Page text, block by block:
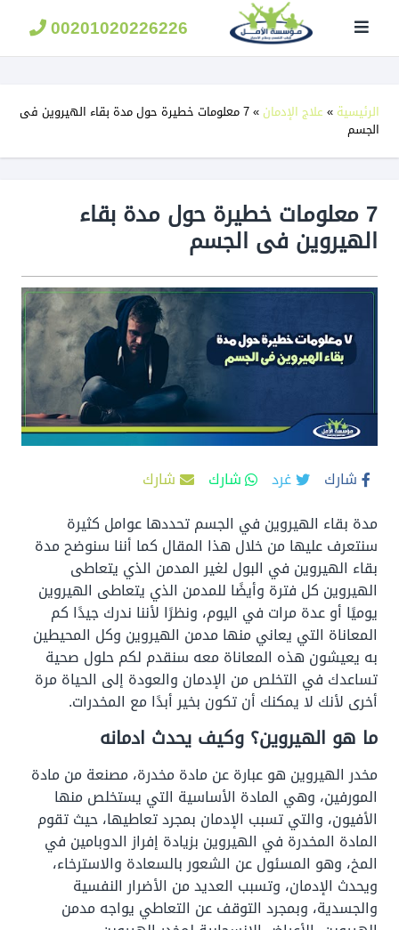
الامل
لعلاج
00201020226226
الرئيسية » علاج الإدمان » 7 معلومات خطيرة حول مدة بقاء الهيروين فى
الجسم
7 معلومات خطيرة حول مدة بقاء
الهيروين فى الجسم
شارك غرد شارك
شارك
مدة بقاء الهيروين في الجسم تحددها عوامل كثيرة
سنتعرف عليها من خلال هذا المقال كما أننا سنوضح مدة
بقاء الهيروين في البول لغير المدمن الذي يتعاطى
الهيروين كل فترة وأيضًا للمدمن الذي يتعاطى الهيروين
يوميًا أو عدة مرات في اليوم، ونظرًا لأننا ندرك جيدًا كم
المعاناة التي يعاني منها مدمن الهيروين وكل المحيطين
به يعيشون هذه المعاناة معه سنقدم لكم حلول صحية
تساعدك في التخلص من الإدمان والعودة إلى الحياة مرة
أخرى لأنك لا يمكنك أن تكون بخير أبدًا مع المخدرات.
ما هو الهيروين؟ وكيف يحدث ادمانه
مخدر الهيروين هو عبارة عن مادة مخدرة، مصنعة من مادة
المورفين، وهي المادة الأساسية التي يستخلص منها
الأفيون، والتي تسبب الإدمان بمجرد تعاطيها، حيث تقوم
المادة المخدرة في الهيروين بزيادة إفراز الدوبامين في
المخ، وهو المسئول عن الشعور بالسعادة والاسترخاء،
ويحدث الإدمان، وتسبب العديد من الأضرار النفسية
والجسدية، وبمجرد التوقف عن التعاطي يواجه مدمن